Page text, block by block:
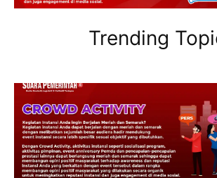
Trending